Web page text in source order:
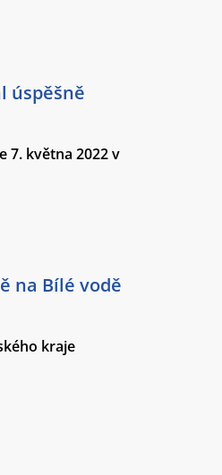
úspěšně
7. května 2022 v
na Bílé vodě
kraje